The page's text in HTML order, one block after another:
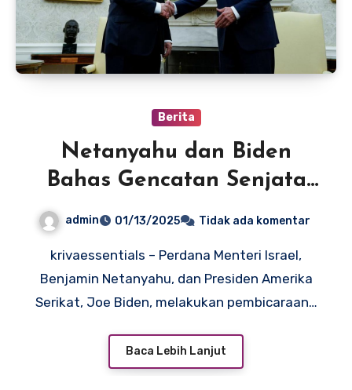
Berita
Netanyahu dan Biden
Bahas Gencatan Senjata
admin 01/13/2025 Tidak ada komentar
krivaessentials – Perdana Menteri Israel,
Benjamin Netanyahu, dan Presiden Amerika
Serikat, Joe Biden, melakukan pembicaraan…
Baca Lebih Lanjut